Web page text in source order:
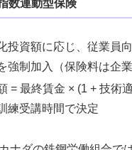
数連動型保険
投資額に応じ、従業員
強制加入（保険料は企業
= 最終賃金 × (1 + 技術
練受講時間で決定